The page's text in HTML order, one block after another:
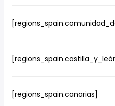
[regions_spain.canarias]